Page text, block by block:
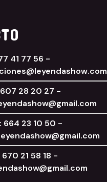
41 77 56 -
28 20 27 -
664 23 10 50 -
21 58 18 -